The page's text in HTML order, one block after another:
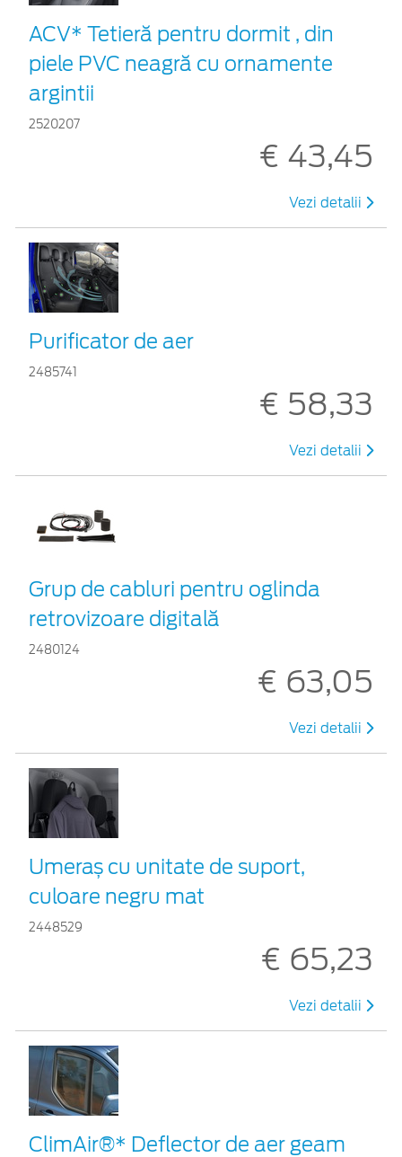
ACV* Tetieră pentru dormit , din
piele PVC neagră cu ornamente
argintii
2520207
€ 43,45
Vezi detalii
Purificator de aer
2485741
€ 58,33
Vezi detalii
Grup de cabluri pentru oglinda
retrovizoare digitală
2480124
€ 63,05
Vezi detalii
Umeraș cu unitate de suport,
culoare negru mat
2448529
€ 65,23
Vezi detalii
ClimAir®* Deflector de aer geam